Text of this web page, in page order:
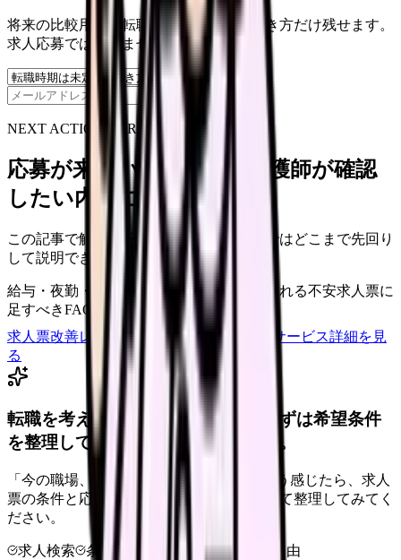
将来の比較用に、転職時期と気になる働き方だけ残せます。
求人応募ではありません。
保存
NEXT ACTION FOR CLINICS
応募が来ない求人票を、看護師が確認
したい内容に直せます
この記事で触れた不安を、自院の求人票ではどこまで先回り
して説明できていますか？
給与・夜勤・休日の見せ方 応募前に離脱される不安求人票に
足すべきFAQ
求人票改善レビューの見積もりを依頼
サービス詳細を見
る
転職を考えている看護師さんへ。まずは希望条件
を整理して、求人を見比べられます。
「今の職場、このままでいいのかな...」そう感じたら、求人
票の条件と応募前に確認したい不安を分けて整理してみてく
ださい。
求人検索 条件整理 相談だけOK
退会自由